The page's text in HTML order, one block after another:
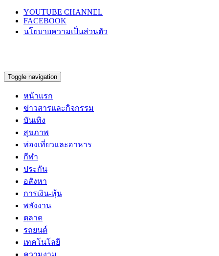
YOUTUBE CHANNEL
FACEBOOK
นโยบายความเป็นส่วนตัว
Toggle navigation
หน้าแรก
ข่าวสารและกิจกรรม
บันเทิง
สุขภาพ
ท่องเที่ยวและอาหาร
กีฬา
ประกัน
อสังหา
การเงิน-หุ้น
พลังงาน
ตลาด
รถยนต์
เทคโนโลยี
ความงาม